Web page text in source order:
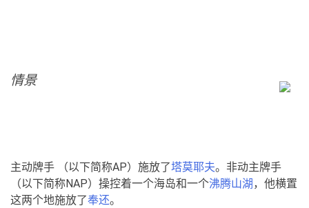
情景
主动牌手 （以下简称AP）施放了塔莫耶夫。非动主牌手
（以下简称NAP）操控着一个海岛和一个沸腾山湖 ，他横置
这两个地施放了奉还。